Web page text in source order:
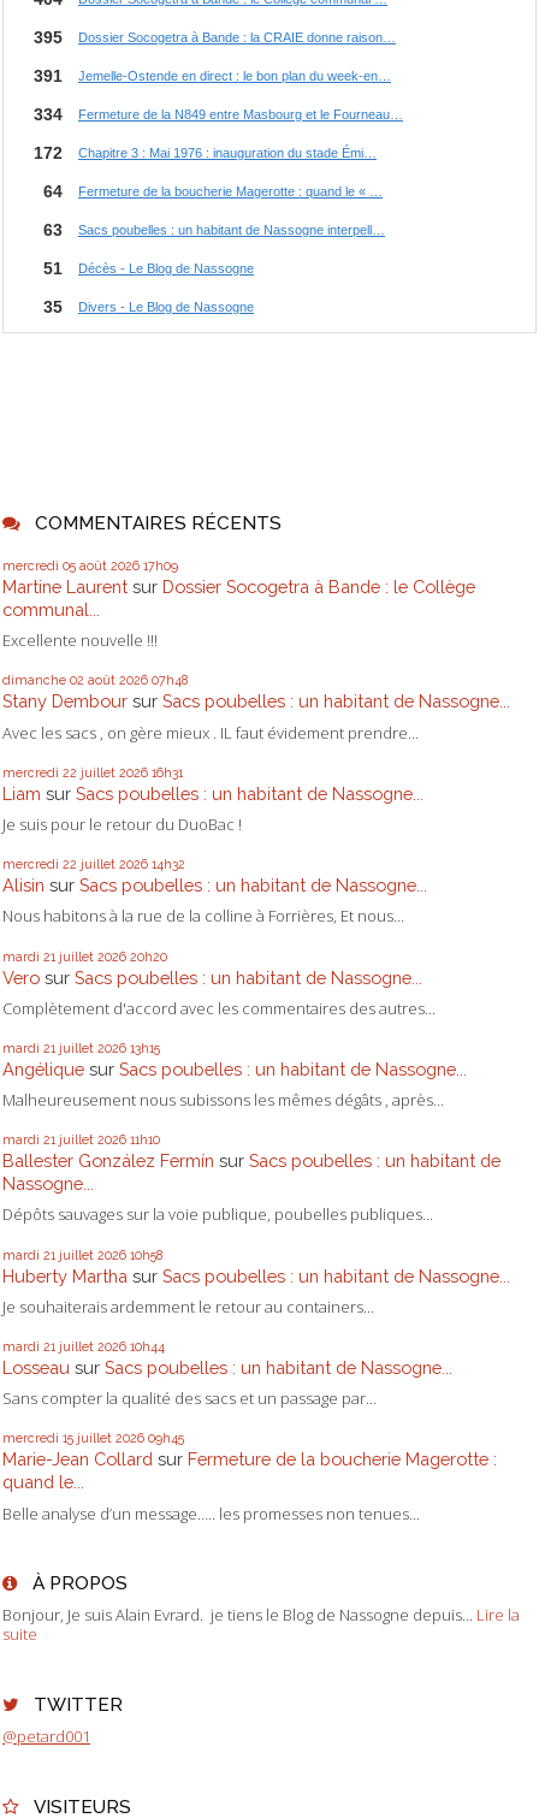
COMMENTAIRES RÉCENTS
mercredi 05 août 2026 17h09
Martine Laurent sur Dossier Socogetra à Bande : le Collège
communal...
Excellente nouvelle !!!
dimanche 02 août 2026 07h48
Stany Dembour sur Sacs poubelles : un habitant de Nassogne...
Avec les sacs , on gère mieux . IL faut évidement prendre...
mercredi 22 juillet 2026 16h31
Liam sur Sacs poubelles : un habitant de Nassogne...
Je suis pour le retour du DuoBac !
mercredi 22 juillet 2026 14h32
Alisin sur Sacs poubelles : un habitant de Nassogne...
Nous habitons à la rue de la colline à Forrières, Et nous...
mardi 21 juillet 2026 20h20
Vero sur Sacs poubelles : un habitant de Nassogne...
Complètement d'accord avec les commentaires des autres...
mardi 21 juillet 2026 13h15
Angélique sur Sacs poubelles : un habitant de Nassogne...
Malheureusement nous subissons les mêmes dégâts , après...
mardi 21 juillet 2026 11h10
Ballester González Fermín sur Sacs poubelles : un habitant de
Nassogne...
Dépôts sauvages sur la voie publique, poubelles publiques...
mardi 21 juillet 2026 10h58
Huberty Martha sur Sacs poubelles : un habitant de Nassogne...
Je souhaiterais ardemment le retour au containers...
mardi 21 juillet 2026 10h44
Losseau sur Sacs poubelles : un habitant de Nassogne...
Sans compter la qualité des sacs et un passage par...
mercredi 15 juillet 2026 09h45
Marie-Jean Collard sur Fermeture de la boucherie Magerotte :
quand le...
Belle analyse d’un message….. les promesses non tenues...
À PROPOS
Bonjour, Je suis Alain Evrard. je tiens le Blog de Nassogne depuis... Lire la
suite
TWITTER
@petard001
VISITEURS